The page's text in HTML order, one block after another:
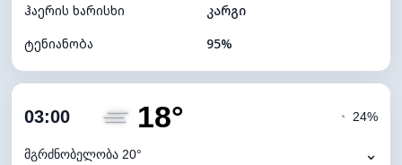
ჰაერის ხარისხი
კარგი
ტენიანობა
95%
ღრუბლიანობა
ნამის წერტილი
03:00 18°
მგრძნობელობა 20°
◔ 24%
⌄